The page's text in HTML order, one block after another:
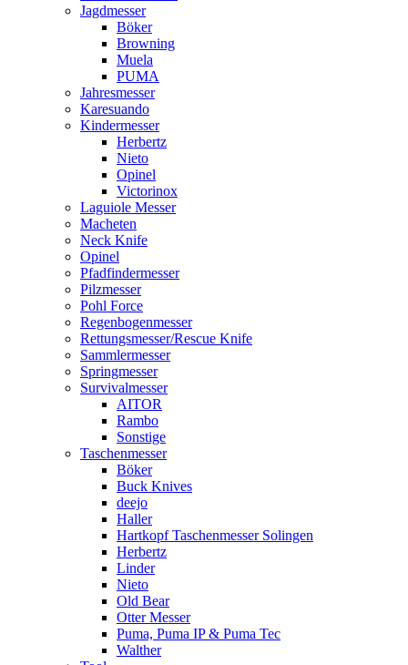
Jagdmesser
Böker
Browning
Muela
PUMA
Jahresmesser
Karesuando
Kindermesser
Herbertz
Nieto
Opinel
Victorinox
Laguiole Messer
Macheten
Neck Knife
Opinel
Pfadfindermesser
Pilzmesser
Pohl Force
Regenbogenmesser
Rettungsmesser/Rescue Knife
Sammlermesser
Springmesser
Survivalmesser
AITOR
Rambo
Sonstige
Taschenmesser
Böker
Buck Knives
deejo
Haller
Hartkopf Taschenmesser Solingen
Herbertz
Linder
Nieto
Old Bear
Otter Messer
Puma, Puma IP & Puma Tec
Walther